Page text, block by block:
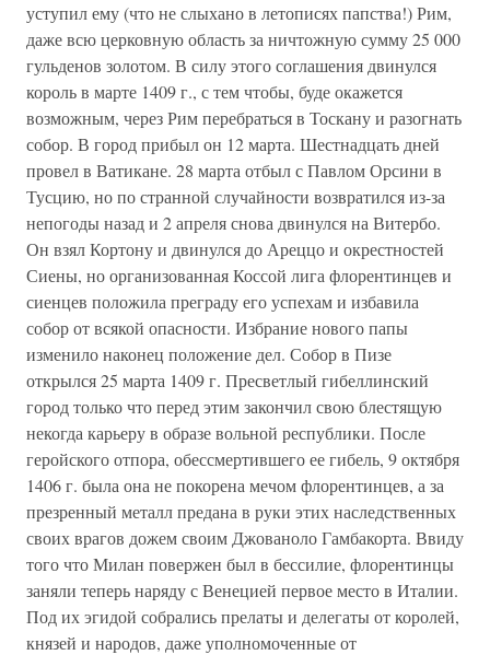
уступил ему (что не слыхано в летописях папства!) Рим,
даже всю церковную область за ничтожную сумму 25 000
гульденов золотом. В силу этого соглашения двинулся
король в марте 1409 г., с тем чтобы, буде окажется
возможным, через Рим перебраться в Тоскану и разогнать
собор. В город прибыл он 12 марта. Шестнадцать дней
провел в Ватикане. 28 марта отбыл с Павлом Орсини в
Тусцию, но по странной случайности возвратился из-за
непогоды назад и 2 апреля снова двинулся на Витербо.
Он взял Кортону и двинулся до Ареццо и окрестностей
Сиены, но организованная Коссой лига флорентинцев и
сиенцев положила преграду его успехам и избавила
собор от всякой опасности. Избрание нового папы
изменило наконец положение дел. Собор в Пизе
открылся 25 марта 1409 г. Пресветлый гибеллинский
город только что перед этим закончил свою блестящую
некогда карьеру в образе вольной республики. После
геройского отпора, обессмертившего ее гибель, 9 октября
1406 г. была она не покорена мечом флорентинцев, а за
презренный металл предана в руки этих наследственных
своих врагов дожем своим Джованоло Гамбакорта. Ввиду
того что Милан повержен был в бессилие, флорентинцы
заняли теперь наряду с Венецией первое место в Италии.
Под их эгидой собрались прелаты и делегаты от королей,
князей и народов, даже уполномоченные от